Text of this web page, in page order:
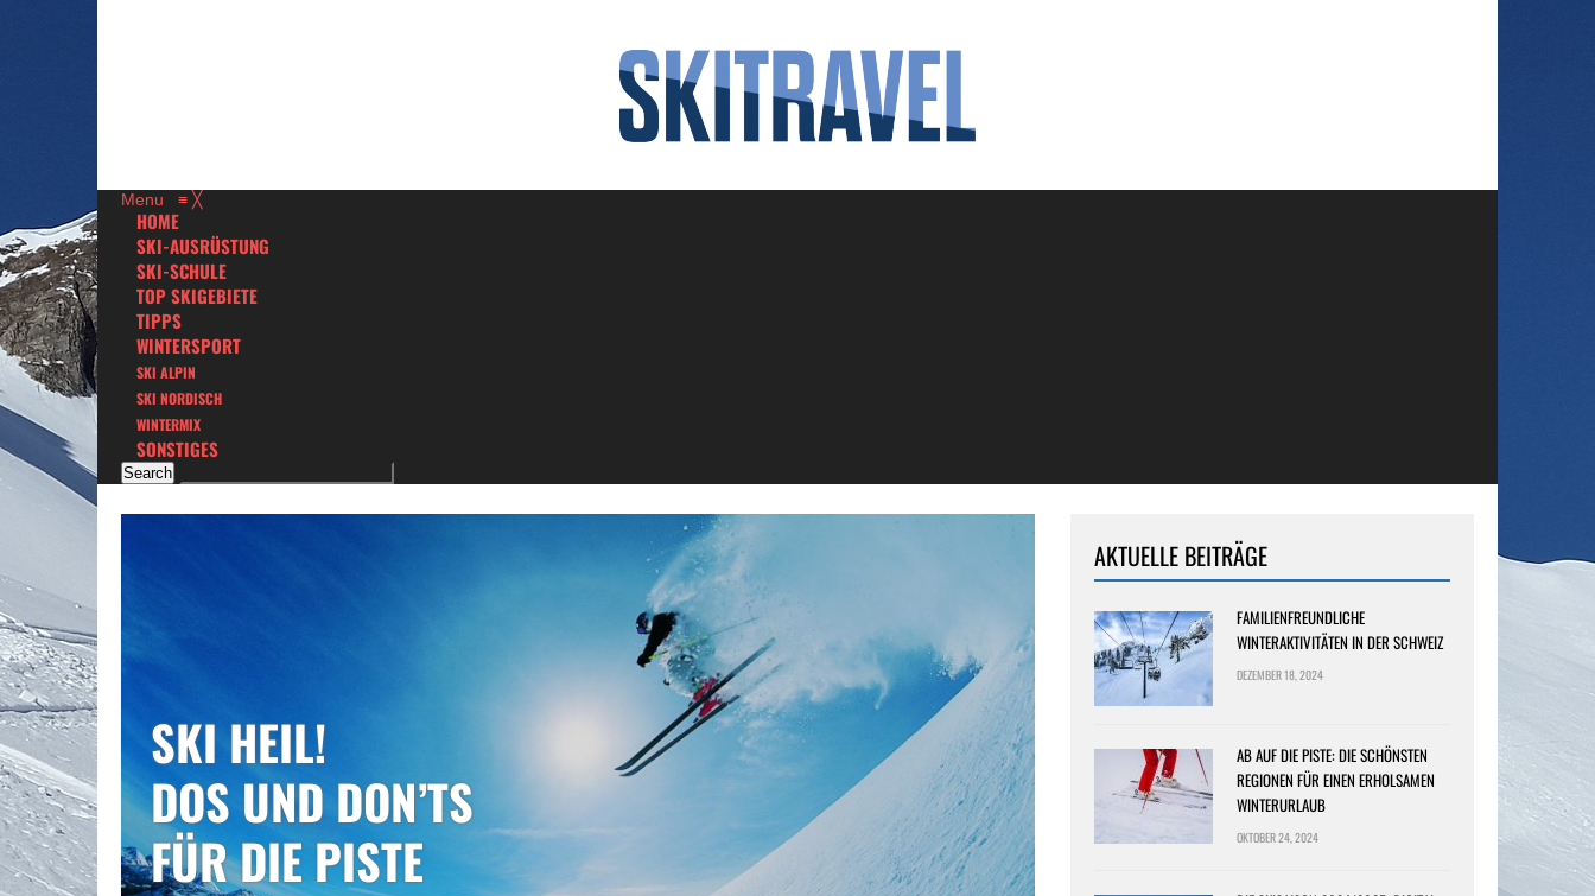
Menu ≡ ╳
HOME
SKI-AUSRÜSTUNG
SKI-SCHULE
TOP SKIGEBIETE
TIPPS
WINTERSPORT
SKI ALPIN
SKI NORDISCH
WINTERMIX
SONSTIGES
SKI HEIL!
DOS UND DON’TS
FÜR DIE PISTE
AKTUELLE BEITRÄGE
FAMILIENFREUNDLICHE
WINTERAKTIVITÄTEN IN DER SCHWEIZ
DEZEMBER 18, 2024
AB AUF DIE PISTE: DIE SCHÖNSTEN
REGIONEN FÜR EINEN ERHOLSAMEN
WINTERURLAUB
OKTOBER 24, 2024